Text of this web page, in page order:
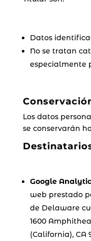
Datos
No se tratan
especialmente
Los datos
se conservarán
Google
web prestado
de Delaware
1600
(California), CA